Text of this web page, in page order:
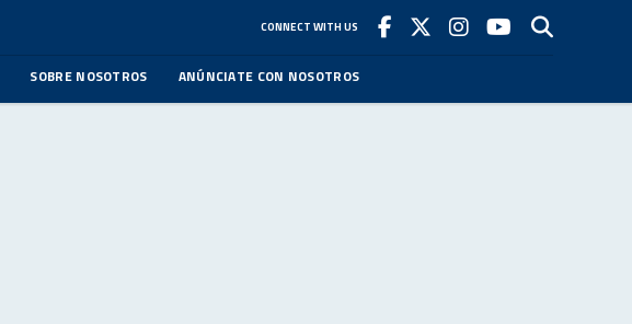
CONNECT WITH US
SOBRE NOSOTROS ANÚNCIATE CON NOSOTROS